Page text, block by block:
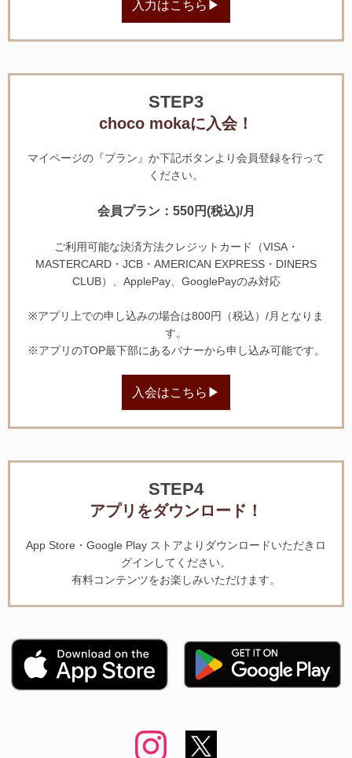
入力はこちら▶
STEP3
choco mokaに入会！
マイページの『プラン』か下記ボタンより会員登録を行って
ください。
会員プラン：550円(税込)/月
ご利用可能な決済方法クレジットカード（VISA・
MASTERCARD・JCB・AMERICAN EXPRESS・DINERS
CLUB）、ApplePay、GooglePayのみ対応
※アプリ上での申し込みの場合は800円（税込）/月となりま
す。
※アプリのTOP最下部にあるバナーから申し込み可能です。
入会はこちら▶
STEP4
アプリをダウンロード！
App Store・Google Play ストアよりダウンロードいただきロ
グインしてください。
有料コンテンツをお楽しみいただけます。